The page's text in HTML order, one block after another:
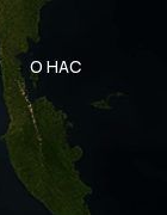
О НАС